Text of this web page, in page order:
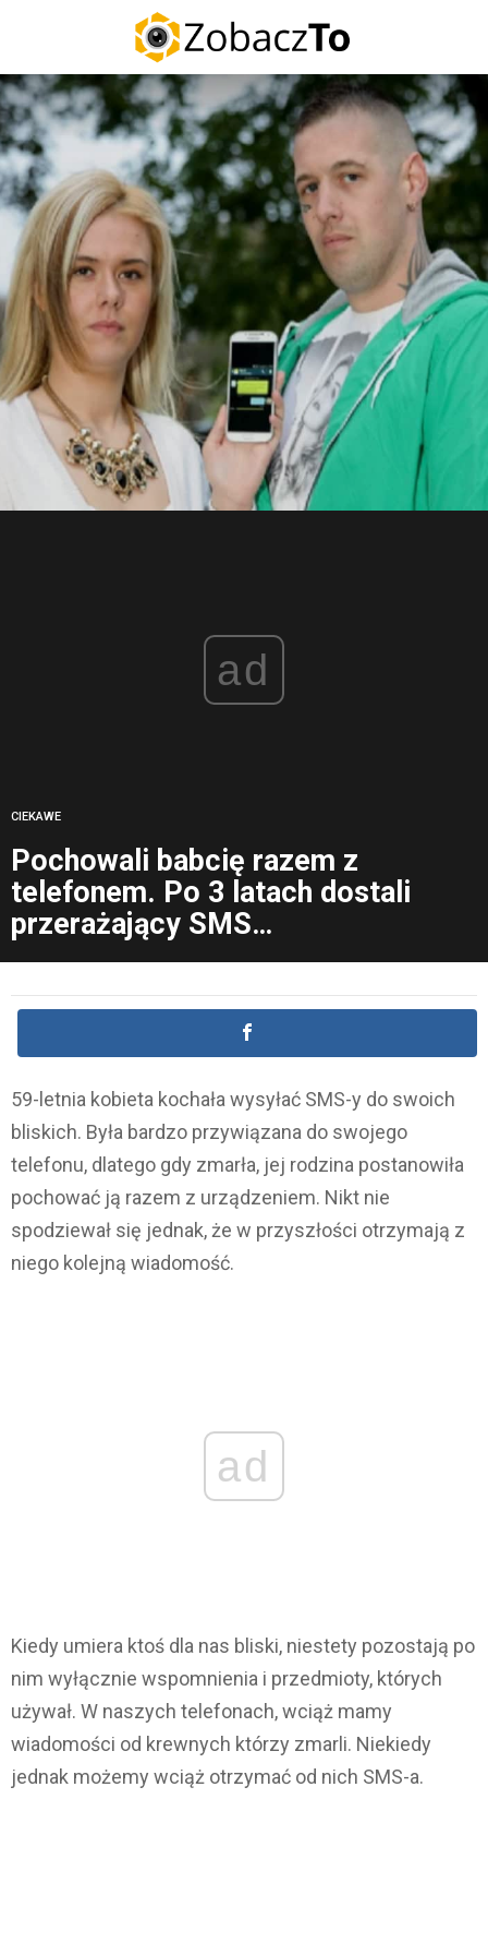
ad
CIEKAWE
Pochowali babcię razem z
telefonem. Po 3 latach dostali
przerażający SMS…
59-letnia kobieta kochała wysyłać SMS-y do swoich
bliskich. Była bardzo przywiązana do swojego
telefonu, dlatego gdy zmarła, jej rodzina postanowiła
pochować ją razem z urządzeniem. Nikt nie
spodziewał się jednak, że w przyszłości otrzymają z
niego kolejną wiadomość.
ad
Kiedy umiera ktoś dla nas bliski, niestety pozostają po
nim wyłącznie wspomnienia i przedmioty, których
używał. W naszych telefonach, wciąż mamy
wiadomości od krewnych którzy zmarli. Niekiedy
jednak możemy wciąż otrzymać od nich SMS-a.